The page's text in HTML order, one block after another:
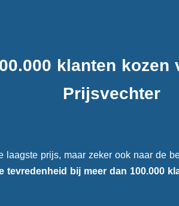
klanten kozen
Prijsvechter
laagste prijs, maar zeker ook naar de
tevredenheid bij meer dan 100.000